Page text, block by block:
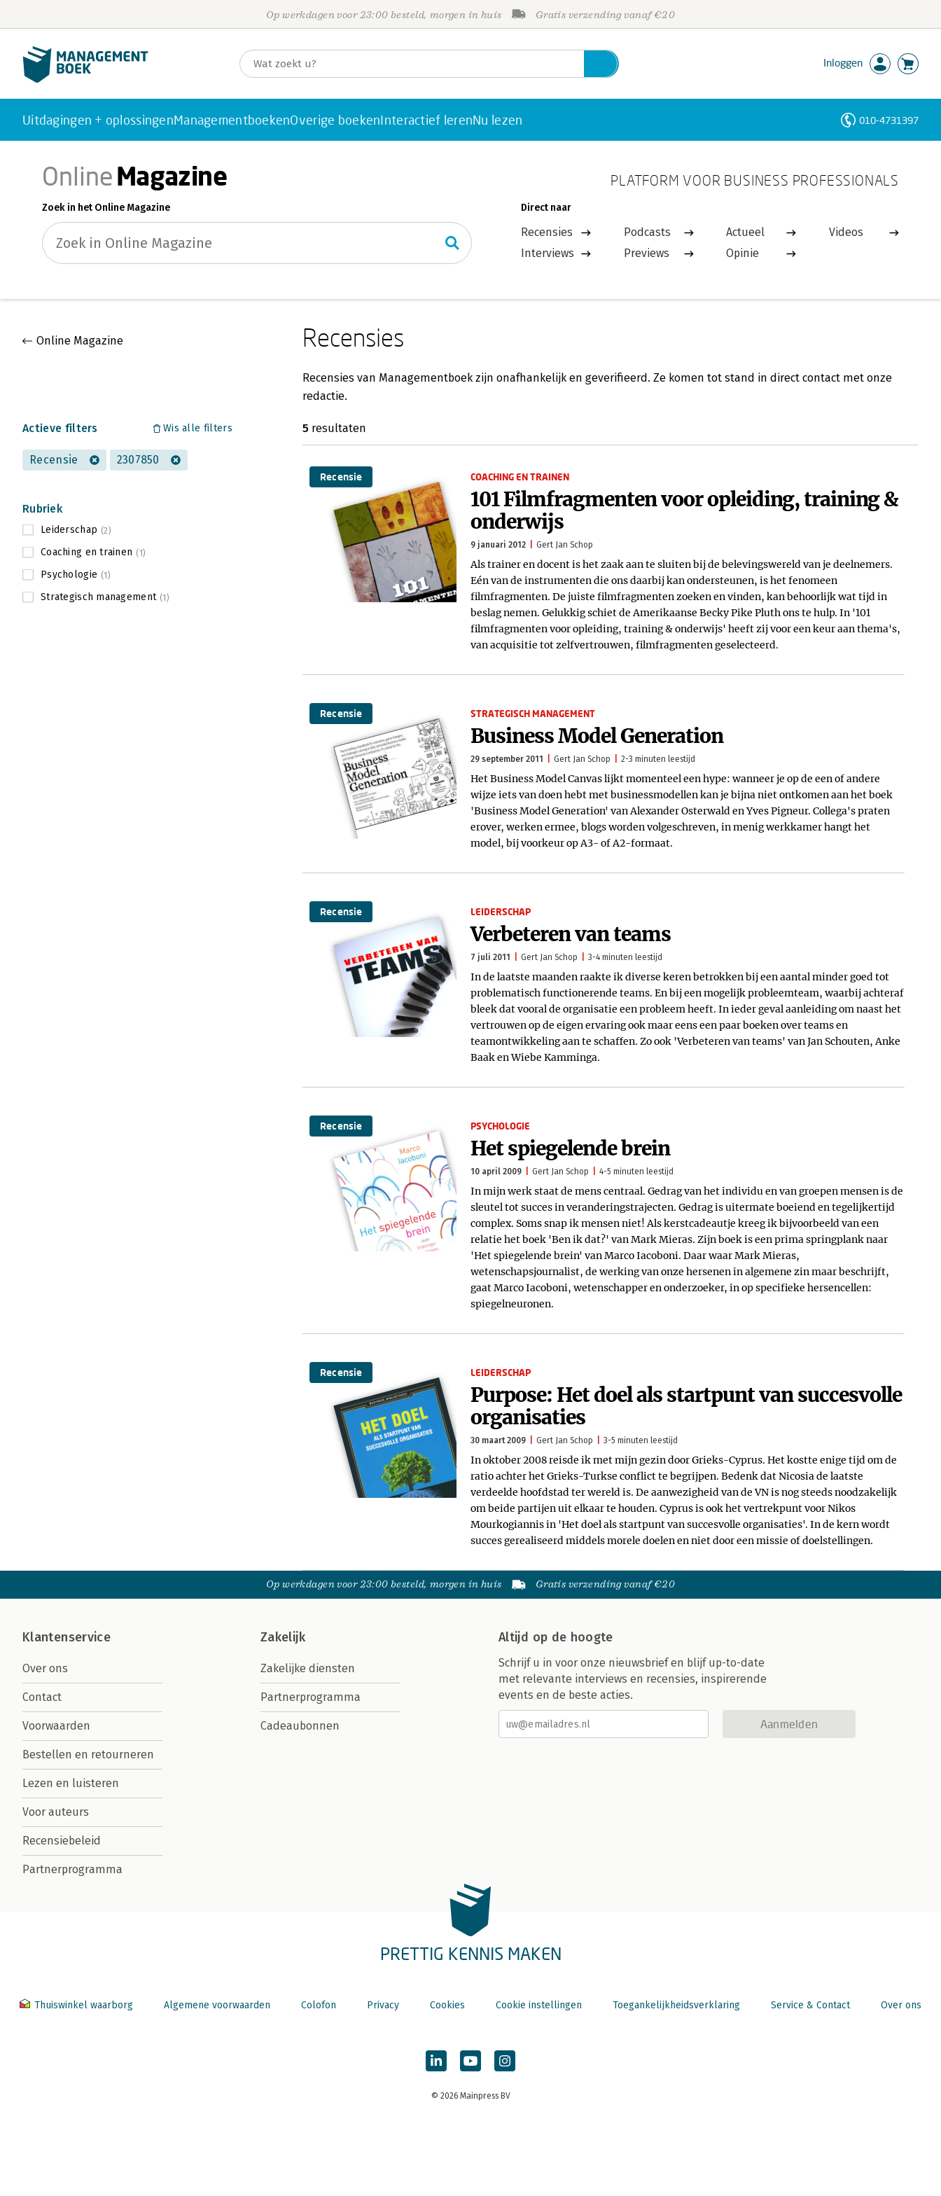
Op werkdagen voor 23:00 besteld, morgen in huis Gratis verzending vanaf €20
Inloggen
Uitdagingen + oplossingenManagementboekenOverige boekenInteractief lerenNu lezen 010-4731397
OnlineMagazine PLATFORM VOOR BUSINESS PROFESSIONALS
Zoek in het Online Magazine Direct naar
Recensies
Interviews
Podcasts
Previews
Actueel
Opinie
Videos
Gevonden artikelen
Online Magazine
Actieve filters Wis alle filters
Recensie 2307850
Rubriek
Leiderschap (2)
Coaching en trainen (1)
Psychologie (1)
Strategisch management (1)
Recensies
Recensies van Managementboek zijn onafhankelijk en geverifieerd. Ze komen tot stand in direct contact met onze
redactie.
5 resultaten
Recensie COACHING EN TRAINEN
101 Filmfragmenten voor opleiding, training &
onderwijs
9 januari 2012 Gert Jan Schop
Als trainer en docent is het zaak aan te sluiten bij de belevingswereld van je deelnemers.
Eén van de instrumenten die ons daarbij kan ondersteunen, is het fenomeen
filmfragmenten. De juiste filmfragmenten zoeken en vinden, kan behoorlijk wat tijd in
beslag nemen. Gelukkig schiet de Amerikaanse Becky Pike Pluth ons te hulp. In '101
filmfragmenten voor opleiding, training & onderwijs' heeft zij voor een keur aan thema's,
van acquisitie tot zelfvertrouwen, filmfragmenten geselecteerd.
Recensie STRATEGISCH MANAGEMENT
Business Model Generation
29 september 2011 Gert Jan Schop 2-3 minuten leestijd
Het Business Model Canvas lijkt momenteel een hype: wanneer je op de een of andere
wijze iets van doen hebt met businessmodellen kan je bijna niet ontkomen aan het boek
'Business Model Generation' van Alexander Osterwald en Yves Pigneur. Collega's praten
erover, werken ermee, blogs worden volgeschreven, in menig werkkamer hangt het
model, bij voorkeur op A3- of A2-formaat.
Recensie LEIDERSCHAP
Verbeteren van teams
7 juli 2011 Gert Jan Schop 3-4 minuten leestijd
In de laatste maanden raakte ik diverse keren betrokken bij een aantal minder goed tot
problematisch functionerende teams. En bij een mogelijk probleemteam, waarbij achteraf
bleek dat vooral de organisatie een probleem heeft. In ieder geval aanleiding om naast het
vertrouwen op de eigen ervaring ook maar eens een paar boeken over teams en
teamontwikkeling aan te schaffen. Zo ook 'Verbeteren van teams' van Jan Schouten, Anke
Baak en Wiebe Kamminga.
Recensie PSYCHOLOGIE
Het spiegelende brein
10 april 2009 Gert Jan Schop 4-5 minuten leestijd
In mijn werk staat de mens centraal. Gedrag van het individu en van groepen mensen is de
sleutel tot succes in veranderingstrajecten. Gedrag is uitermate boeiend en tegelijkertijd
complex. Soms snap ik mensen niet! Als kerstcadeautje kreeg ik bijvoorbeeld van een
relatie het boek 'Ben ik dat?' van Mark Mieras. Zijn boek is een prima springplank naar
'Het spiegelende brein' van Marco Iacoboni. Daar waar Mark Mieras,
wetenschapsjournalist, de werking van onze hersenen in algemene zin maar beschrijft,
gaat Marco Iacoboni, wetenschapper en onderzoeker, in op specifieke hersencellen:
spiegelneuronen.
Recensie LEIDERSCHAP
Purpose: Het doel als startpunt van succesvolle
organisaties
30 maart 2009 Gert Jan Schop 3-5 minuten leestijd
In oktober 2008 reisde ik met mijn gezin door Grieks-Cyprus. Het kostte enige tijd om de
ratio achter het Grieks-Turkse conflict te begrijpen. Bedenk dat Nicosia de laatste
verdeelde hoofdstad ter wereld is. De aanwezigheid van de VN is nog steeds noodzakelijk
om beide partijen uit elkaar te houden. Cyprus is ook het vertrekpunt voor Nikos
Mourkogiannis in 'Het doel als startpunt van succesvolle organisaties'. In de kern wordt
succes gerealiseerd middels morele doelen en niet door een missie of doelstellingen.
Op werkdagen voor 23:00 besteld, morgen in huis Gratis verzending vanaf €20
Klantenservice
Over ons
Contact
Voorwaarden
Bestellen en retourneren
Lezen en luisteren
Voor auteurs
Recensiebeleid
Partnerprogramma
Zakelijk
Zakelijke diensten
Partnerprogramma
Cadeaubonnen
Altijd op de hoogte
Schrijf u in voor onze nieuwsbrief en blijf up-to-date
met relevante interviews en recensies, inspirerende
events en de beste acties.
Aanmelden
PRETTIG KENNIS MAKEN
Thuiswinkel waarborg Algemene voorwaarden Colofon Privacy Cookies Cookie instellingen Toegankelijkheidsverklaring Service & Contact Over ons
© 2026 Mainpress BV
Personen
Trefwoorden